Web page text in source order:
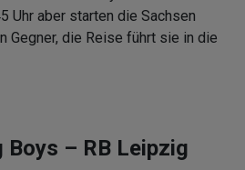
Uhr aber starten die Sachsen
Gegner, die Reise führt sie in die
Boys – RB Leipzig